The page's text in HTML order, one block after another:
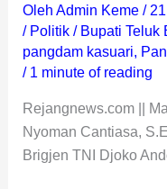
Oleh Admin Keme /
/ Politik/ Bupati Teluk
pangdam kasuari,
/ 1 minute of reading
Rejangnews.com ||
Nyoman Cantiasa,
Brigjen TNI Djoko